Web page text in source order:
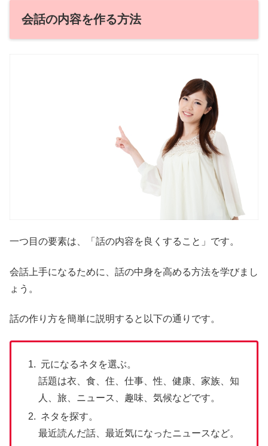
会話の内容を作る方法
一つ目の要素は、「話の内容を良くすること」です。
会話上手になるために、話の中身を高める方法を学びまし
ょう。
話の作り方を簡単に説明すると以下の通りです。
元になるネタを選ぶ。
話題は衣、食、住、仕事、性、健康、家族、知
人、旅、ニュース、趣味、気候などです。
ネタを探す。
最近読んだ話、最近気になったニュースなど。